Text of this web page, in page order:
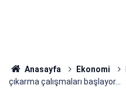
Anasayfa Ekonomi
çıkarma çalışmaları başlayor...